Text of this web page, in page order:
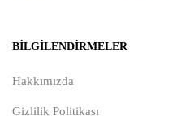
BILGILENDIRMELER
Hakkımızda
Gizlilik Politikası